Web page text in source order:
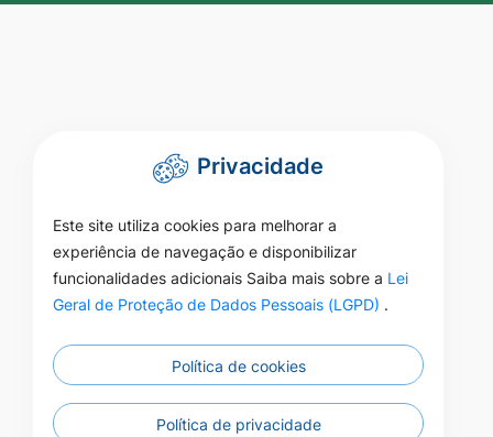
Privacidade
Este site utiliza cookies para melhorar a
experiência de navegação e disponibilizar
funcionalidades adicionais Saiba mais sobre a Lei
Geral de Proteção de Dados Pessoais (LGPD) .
Política de cookies
Política de privacidade